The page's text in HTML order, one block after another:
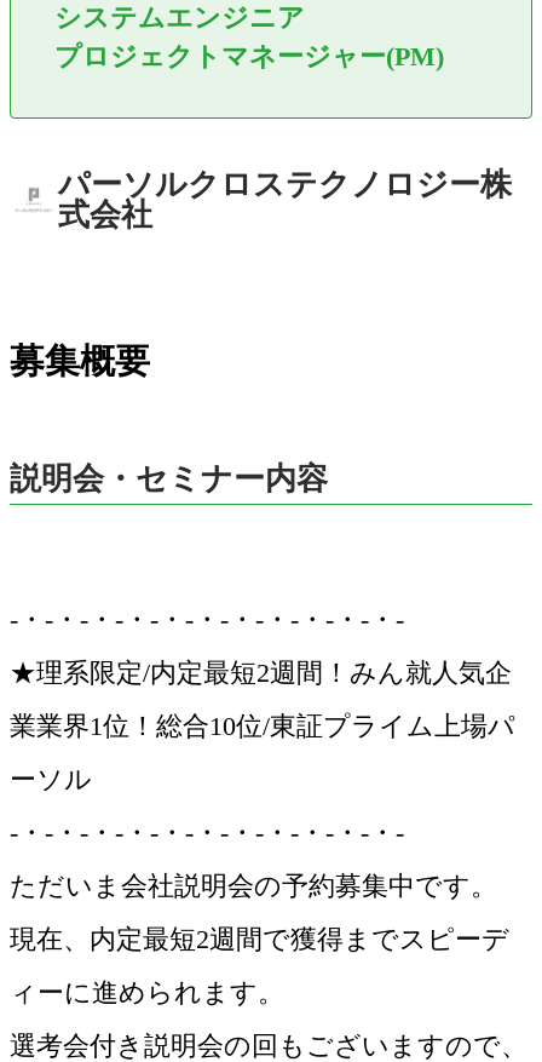
システムエンジニア
プロジェクトマネージャー(PM)
パーソルクロステクノロジー株
式会社
募集概要
説明会・セミナー内容
-・-・-・-・-・-・-・-・-・-・-・-
★理系限定/内定最短2週間！みん就人気企
業業界1位！総合10位/東証プライム上場パ
ーソル
-・-・-・-・-・-・-・-・-・-・-・-
ただいま会社説明会の予約募集中です。
現在、内定最短2週間で獲得までスピーデ
ィーに進められます。
選考会付き説明会の回もございますので、